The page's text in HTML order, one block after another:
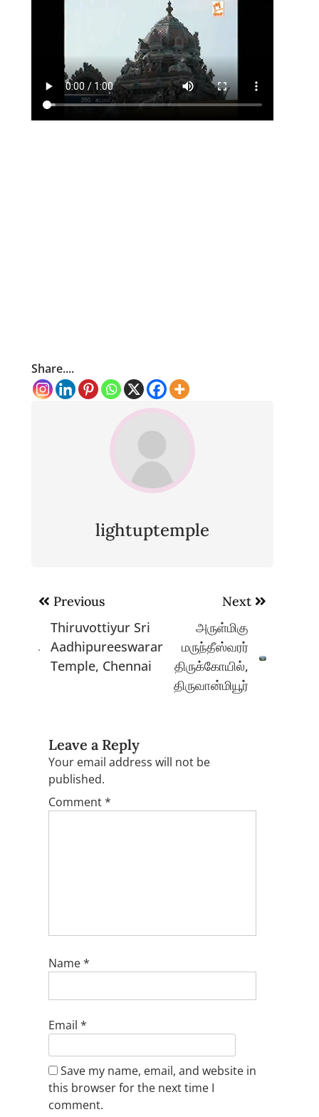
Share....
lightuptemple
Post
navigation
Previous
Thiruvottiyur Sri
Aadhipureeswarar
Temple, Chennai
Next
அருள்மிகு
மருந்தீஸ்வரர்
திருக்கோயில்,
திருவான்மியூர்
Leave a Reply
Your email address will not be
published.
Comment*
Name*
Email *
Save my name, email, and website in
this browser for the next time I
comment.